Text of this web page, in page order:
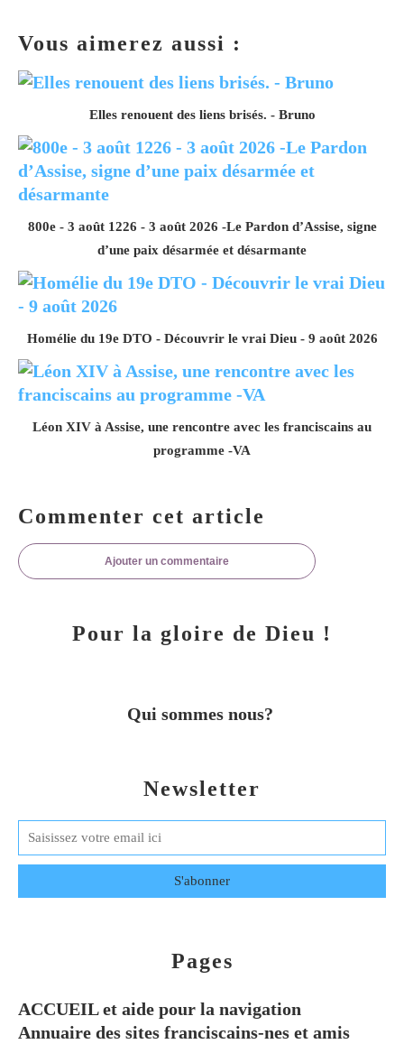
Vous aimerez aussi :
Elles renouent des liens brisés. - Bruno
800e - 3 août 1226 - 3 août 2026 -Le Pardon d’Assise, signe
d’une paix désarmée et désarmante
Homélie du 19e DTO - Découvrir le vrai Dieu - 9 août 2026
Léon XIV à Assise, une rencontre avec les franciscains au
programme -VA
Commenter cet article
Ajouter un commentaire
Newsletter
Pages
ACCUEIL et aide pour la navigation
Annuaire des sites franciscains-nes et amis
Pour la gloire de Dieu !
Qui sommes nous?